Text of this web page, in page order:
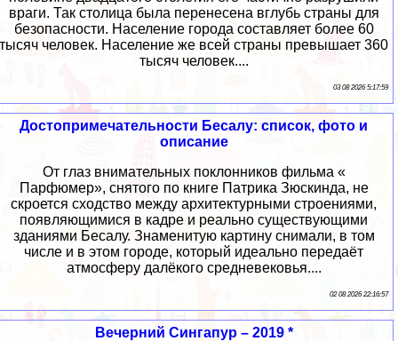
враги. Так столица была перенесена вглубь страны для
безопасности. Население города составляет более 60
тысяч человек. Население же всей страны превышает 360
тысяч человек....
03 08 2026 5:17:59
Достопримечательности Бесалу: список, фото и
описание
От глаз внимательных поклонников фильма «
Парфюмер», снятого по книге Патрика Зюскинда, не
скроется сходство между архитектурными строениями,
появляющимися в кадре и реально существующими
зданиями Бесалу. Знаменитую картину снимали, в том
числе и в этом городе, который идеально передаёт
атмосферу далёкого средневековья....
02 08 2026 22:16:57
Вечерний Сингапур – 2019 *